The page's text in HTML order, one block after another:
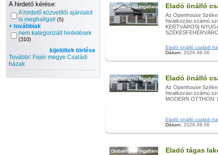
A hirdető kérése:
A hirdető közvetítői ajánlatot
is meghallgat! (5)
+ továbbiak
nem kategorizált hirdetések
(310)
kijelöltek törlése
További: Fejér megye Családi
házak
Eladó önálló
Az Openhouse
hivatkozási számú
KERTVÁROSI
Eladó önálló családi
Dátum: 2026.08.06
Eladó önálló
Az Openhouse
hivatkozási számú
MODERN OTTHON:
Eladó önálló családi
Dátum: 2026.08.06
Eladó tágas